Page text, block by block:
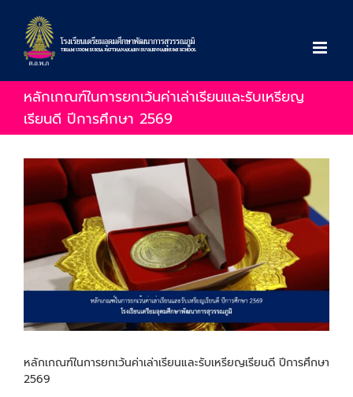
content
หลักเกณฑ์ในการยกเว้นค่าเล่าเรียนและรับเหรียญ
เรียนดี ปีการศึกษา 2569
Larger
หลักเกณฑ์ในการยกเว้นค่าเล่าเรียนและรับเหรียญเรียนดี ปีการศึกษา
2569